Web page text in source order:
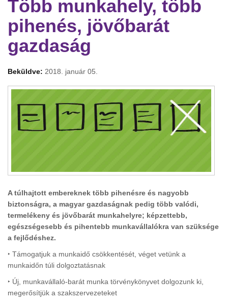
Több munkahely, több
pihenés, jövőbarát
gazdaság
Beküldve: 2018. január 05.
A túlhajtott embereknek több pihenésre és nagyobb
biztonságra, a magyar gazdaságnak pedig több valódi,
termelékeny és jövőbarát munkahelyre; képzettebb,
egészségesebb és pihentebb munkavállalókra van szüksége
a fejlődéshez.
‣ Támogatjuk a munkaidő csökkentését, véget vetünk a
munkaidőn túli dolgoztatásnak
‣ Új, munkavállaló-barát munka törvénykönyvet dolgozunk ki,
megerősítjük a szakszervezeteket